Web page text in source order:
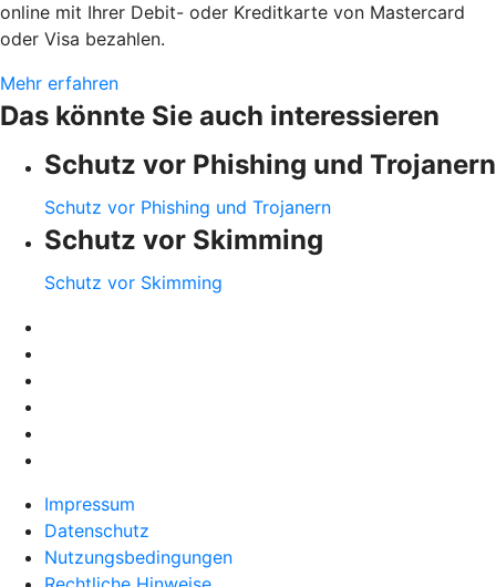
online mit Ihrer Debit- oder Kreditkarte von Mastercard
oder Visa bezahlen.
Mehr erfahren
Das könnte Sie auch interessieren
Schutz vor Phishing und Trojanern
Schutz vor Phishing und Trojanern
Schutz vor Skimming
Schutz vor Skimming
Impressum
Datenschutz
Nutzungsbedingungen